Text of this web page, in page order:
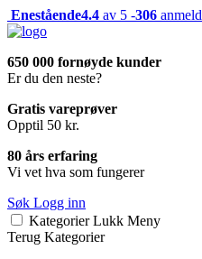
Enestående4.4 av 5 -306
650 000 fornøyde kunder
Er du den neste?
Gratis vareprøver
Opptil 50 kr.
80 års erfaring
Vi vet hva som fungerer
Søk Logg inn
Kategorier Lukk Meny
Terug Kategorier